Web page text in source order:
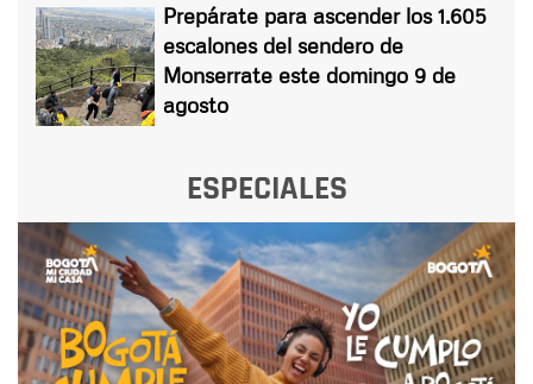
Prepárate para ascender los 1.605
escalones del sendero de
Monserrate este domingo 9 de
agosto
ESPECIALES